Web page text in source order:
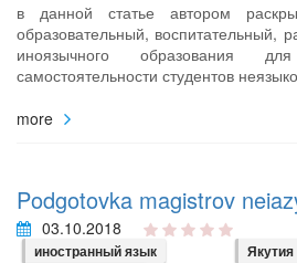
в данной статье автором
образовательный, воспитательный,
иноязычного образования
самостоятельности студентов
more
Podgotovka magistrov
03.10.2018
иностранный язык Якутия